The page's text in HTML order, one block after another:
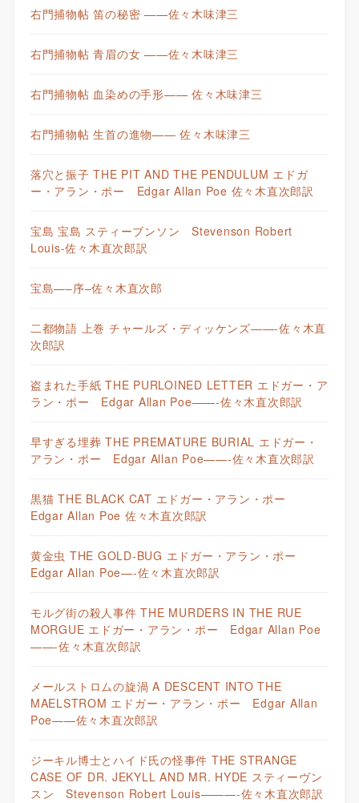
右門捕物帖 笛の秘密 ——佐々木味津三
右門捕物帖 青眉の女 ——佐々木味津三
右門捕物帖 血染めの手形—— 佐々木味津三
右門捕物帖 生首の進物—— 佐々木味津三
落穴と振子 THE PIT AND THE PENDULUM エドガ
ー・アラン・ポー Edgar Allan Poe 佐々木直次郎訳
宝島 宝島 スティーブンソン Stevenson Robert
Louis-佐々木直次郎訳
宝島—–序–佐々木直次郎
二都物語 上巻 チャールズ・ディッケンズ——-佐々木直
次郎訳
盗まれた手紙 THE PURLOINED LETTER エドガー・ア
ラン・ポー Edgar Allan Poe——-佐々木直次郎訳
早すぎる埋葬 THE PREMATURE BURIAL エドガー・
アラン・ポー Edgar Allan Poe——-佐々木直次郎訳
黒猫 THE BLACK CAT エドガー・アラン・ポー
Edgar Allan Poe 佐々木直次郎訳
黄金虫 THE GOLD-BUG エドガー・アラン・ポー
Edgar Allan Poe—-佐々木直次郎訳
モルグ街の殺人事件 THE MURDERS IN THE RUE
MORGUE エドガー・アラン・ポー Edgar Allan Poe
——-佐々木直次郎訳
メールストロムの旋渦 A DESCENT INTO THE
MAELSTROM エドガー・アラン・ポー Edgar Allan
Poe——佐々木直次郎訳
ジーキル博士とハイド氏の怪事件 THE STRANGE
CASE OF DR. JEKYLL AND MR. HYDE スティーヴン
スン Stevenson Robert Louis———-佐々木直次郎訳